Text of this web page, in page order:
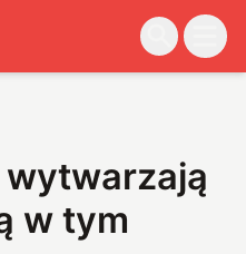
wytwarzają
w tym